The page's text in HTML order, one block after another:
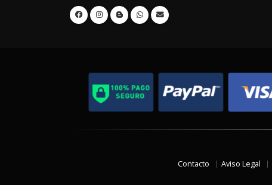
Contacto Aviso Legal